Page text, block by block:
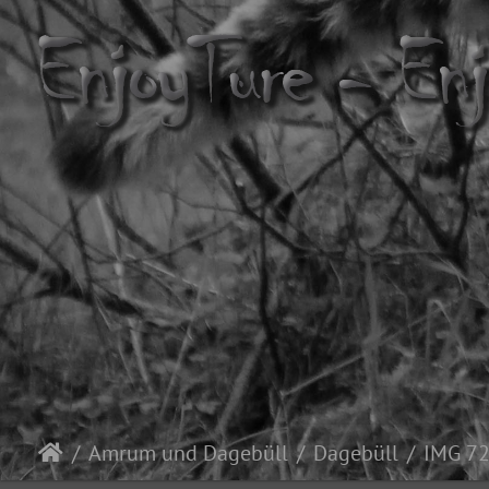
Amrum und Dagebüll Dagebüll IMG